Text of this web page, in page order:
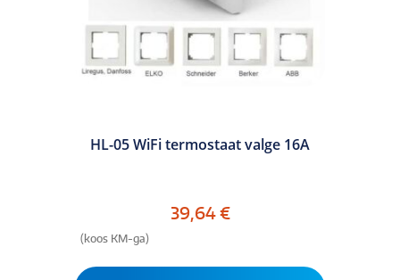
HL-05 WiFi termostaat valge 16A
39,64€
(koos KM-ga)